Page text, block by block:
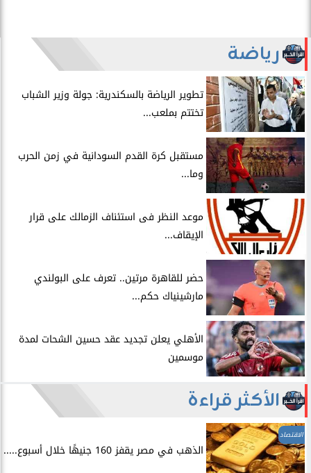
رياضة
​تطوير الرياضة بالسكندرية: جولة وزير الشباب
تختتم بملعب...
مستقبل كرة القدم السودانية في زمن الحرب
وما...
موعد النظر فى استئناف الزمالك على قرار
الإيقاف...
حضر للقاهرة مرتين.. تعرف على البولندي
مارشينياك حكم...
الأهلي يعلن تجديد عقد حسين الشحات لمدة
موسمين
الأكثر قراءة
الاقتصاد
الذهب في مصر يقفز 160 جنيهًا خلال أسبوع.....